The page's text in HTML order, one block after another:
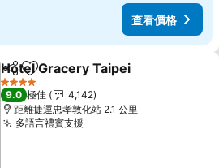
查看價格
分享 放到收藏夾
Hotel Gracery Taipei
4 星級
9.0 極佳
4,142
距離捷運忠孝敦化站 2.1 公里
多語言禮賓支援查看價格